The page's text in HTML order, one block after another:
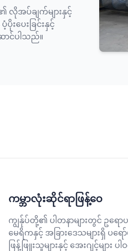
လိုအပ်ချက်များနှင့်
ပေးခြင်းနှင့်
ာင်ပါသည်။
ကမ္ဘာလုံးဆိုင်ရာဖြန့်ဝေ
ကျွန်ုပ်တို့၏ ပါတနာများတွင် ဥရော
မေရိကနှင့် အခြားဒေသများရှိ ပရ
ဖြန့်ဖြူးသူများနှင့် အေးဂျင့်များ